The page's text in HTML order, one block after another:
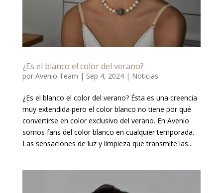
¿Es el blanco el color del verano?
por Avenio Team | Sep 4, 2024| Noticias
¿Es el blanco el color del verano? Ésta es una creencia
muy extendida pero el color blanco no tiene por qué
convertirse en color exclusivo del verano. En Avenio
somos fans del color blanco en cualquier temporada.
Las sensaciones de luz y limpieza que transmite las...